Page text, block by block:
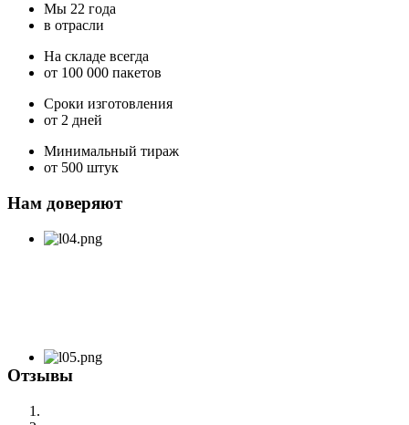
Мы 22 года
в отрасли
На складе всегда
от 100 000 пакетов
Сроки изготовления
от 2 дней
Минимальный тираж
от 500 штук
Нам доверяют
Отзывы